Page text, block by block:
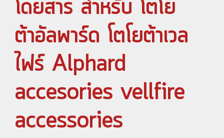
โดยสาร สำหรับ โตโย
ต้าอัลพาร์ด โตโยต้าเวล
ไฟร์ Alphard
accesories vellfire
accessories